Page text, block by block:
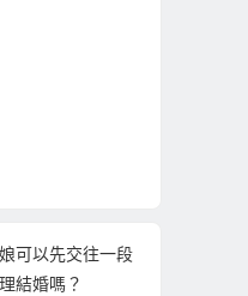
可以先交往一段
結婚嗎？